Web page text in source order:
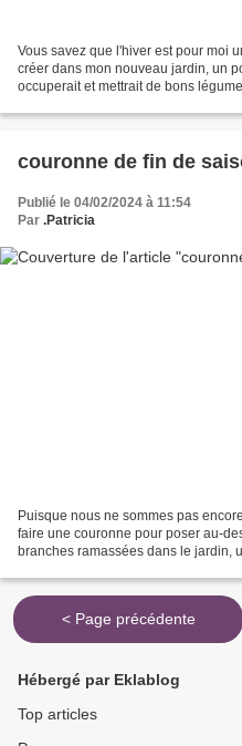
Vous savez que l'hiver est pour moi
créer dans mon nouveau jardin, un
occuperait et mettrait de bons
couronne de fin de
Publié le 04/02/2024 à 11:54
Par .Patricia
Puisque nous ne sommes pas
faire une couronne pour poser au-
branches ramassées dans le jardin,
< Page précédente
Hébergé par Eklablog
Top articles